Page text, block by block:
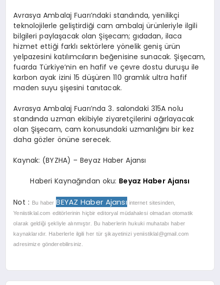
Avrasya Ambalaj Fuarı’ndaki standında, yenilikçi
teknolojilerle geliştirdiği cam ambalaj ürünleriyle ilgili
bilgileri paylaşacak olan Şişecam; gıdadan, ilaca
hizmet ettiği farklı sektörlere yönelik geniş ürün
yelpazesini katılımcıların beğenisine sunacak. Şişecam,
fuarda Türkiye’nin en hafif ve çevre dostu duruşu ile
karbon ayak izini 15 düşüren 110 gramlık ultra hafif
maden suyu şişesini tanıtacak.
Avrasya Ambalaj Fuarı’nda 3. salondaki 315A nolu
standında uzman ekibiyle ziyaretçilerini ağırlayacak
olan Şişecam, cam konusundaki uzmanlığını bir kez
daha gözler önüne serecek.
Kaynak: (BYZHA) – Beyaz Haber Ajansı
Haberi Kaynağından oku: Beyaz Haber Ajansı
Not : Bu haber BEYAZ Haber Ajansı internet sitesinden,
Yeniistiklal.com editörlerinin hiçbir editoryal müdahalesi olmadan otomatik
olarak geldiği şekliyle alınmıştır. Bu haberlerin hukuki muhatabı haber
kaynaklarıdır. Haberlerle ilgili her tür şikayetinizi yeniistiklal@gmail.com
adresimize gönderebilirsiniz.